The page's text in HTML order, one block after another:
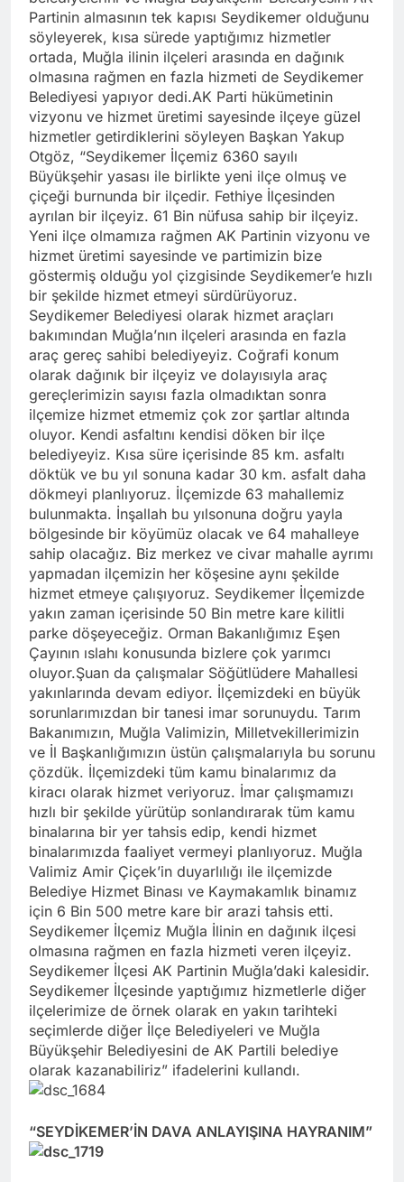
Partinin almasının tek kapısı Seydikemer olduğunu
söyleyerek, kısa sürede yaptığımız hizmetler
ortada, Muğla ilinin ilçeleri arasında en dağınık
olmasına rağmen en fazla hizmeti de Seydikemer
Belediyesi yapıyor dedi.AK Parti hükümetinin
vizyonu ve hizmet üretimi sayesinde ilçeye güzel
hizmetler getirdiklerini söyleyen Başkan Yakup
Otgöz, “Seydikemer İlçemiz 6360 sayılı
Büyükşehir yasası ile birlikte yeni ilçe olmuş ve
çiçeği burnunda bir ilçedir. Fethiye İlçesinden
ayrılan bir ilçeyiz. 61 Bin nüfusa sahip bir ilçeyiz.
Yeni ilçe olmamıza rağmen AK Partinin vizyonu ve
hizmet üretimi sayesinde ve partimizin bize
göstermiş olduğu yol çizgisinde Seydikemer’e hızlı
bir şekilde hizmet etmeyi sürdürüyoruz.
Seydikemer Belediyesi olarak hizmet araçları
bakımından Muğla’nın ilçeleri arasında en fazla
araç gereç sahibi belediyeyiz. Coğrafi konum
olarak dağınık bir ilçeyiz ve dolayısıyla araç
gereçlerimizin sayısı fazla olmadıktan sonra
ilçemize hizmet etmemiz çok zor şartlar altında
oluyor. Kendi asfaltını kendisi döken bir ilçe
belediyeyiz. Kısa süre içerisinde 85 km. asfaltı
döktük ve bu yıl sonuna kadar 30 km. asfalt daha
dökmeyi planlıyoruz. İlçemizde 63 mahallemiz
bulunmakta. İnşallah bu yılsonuna doğru yayla
bölgesinde bir köyümüz olacak ve 64 mahalleye
sahip olacağız. Biz merkez ve civar mahalle ayrımı
yapmadan ilçemizin her köşesine aynı şekilde
hizmet etmeye çalışıyoruz. Seydikemer İlçemizde
yakın zaman içerisinde 50 Bin metre kare kilitli
parke döşeyeceğiz. Orman Bakanlığımız Eşen
Çayının ıslahı konusunda bizlere çok yarımcı
oluyor.Şuan da çalışmalar Söğütlüdere Mahallesi
yakınlarında devam ediyor. İlçemizdeki en büyük
sorunlarımızdan bir tanesi imar sorunuydu. Tarım
Bakanımızın, Muğla Valimizin, Milletvekillerimizin
ve İl Başkanlığımızın üstün çalışmalarıyla bu sorunu
çözdük. İlçemizdeki tüm kamu binalarımız da
kiracı olarak hizmet veriyoruz. İmar çalışmamızı
hızlı bir şekilde yürütüp sonlandırarak tüm kamu
binalarına bir yer tahsis edip, kendi hizmet
binalarımızda faaliyet vermeyi planlıyoruz. Muğla
Valimiz Amir Çiçek’in duyarlılığı ile ilçemizde
Belediye Hizmet Binası ve Kaymakamlık binamız
için 6 Bin 500 metre kare bir arazi tahsis etti.
Seydikemer İlçemiz Muğla İlinin en dağınık ilçesi
olmasına rağmen en fazla hizmeti veren ilçeyiz.
Seydikemer İlçesi AK Partinin Muğla’daki kalesidir.
Seydikemer İlçesinde yaptığımız hizmetlerle diğer
ilçelerimize de örnek olarak en yakın tarihteki
seçimlerde diğer İlçe Belediyeleri ve Muğla
Büyükşehir Belediyesini de AK Partili belediye
olarak kazanabiliriz” ifadelerini kullandı.
“SEYDİKEMER’İN DAVA ANLAYIŞINA HAYRANIM”